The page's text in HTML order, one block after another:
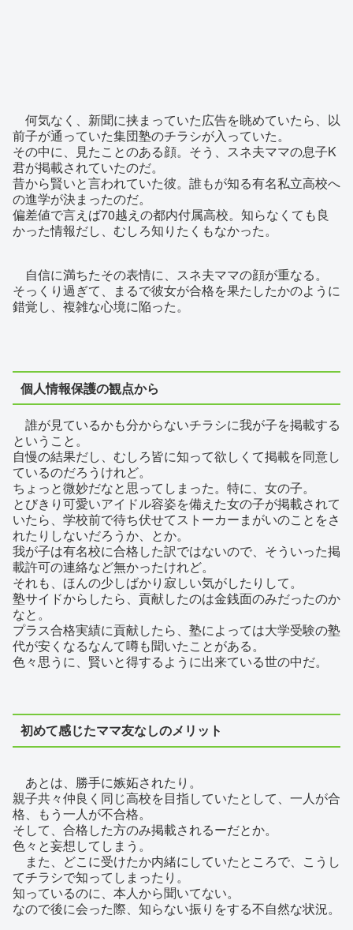
何気なく、新聞に挟まっていた広告を眺めていたら、以
前子が通っていた集団塾のチラシが入っていた。
その中に、見たことのある顔。そう、スネ夫ママの息子K
君が掲載されていたのだ。
昔から賢いと言われていた彼。誰もが知る有名私立高校へ
の進学が決まったのだ。
偏差値で言えば70越えの都内付属高校。知らなくても良
かった情報だし、むしろ知りたくもなかった。
自信に満ちたその表情に、スネ夫ママの顔が重なる。
そっくり過ぎて、まるで彼女が合格を果たしたかのように
錯覚し、複雑な心境に陥った。
個人情報保護の観点から
誰が見ているかも分からないチラシに我が子を掲載する
ということ。
自慢の結果だし、むしろ皆に知って欲しくて掲載を同意し
ているのだろうけれど。
ちょっと微妙だなと思ってしまった。特に、女の子。
とびきり可愛いアイドル容姿を備えた女の子が掲載されて
いたら、学校前で待ち伏せてストーカーまがいのことをさ
れたりしないだろうか、とか。
我が子は有名校に合格した訳ではないので、そういった掲
載許可の連絡など無かったけれど。
それも、ほんの少しばかり寂しい気がしたりして。
塾サイドからしたら、貢献したのは金銭面のみだったのか
なと。
プラス合格実績に貢献したら、塾によっては大学受験の塾
代が安くなるなんて噂も聞いたことがある。
色々思うに、賢いと得するように出来ている世の中だ。
初めて感じたママ友なしのメリット
あとは、勝手に嫉妬されたり。
親子共々仲良く同じ高校を目指していたとして、一人が合
格、もう一人が不合格。
そして、合格した方のみ掲載されるーだとか。
色々と妄想してしまう。
また、どこに受けたか内緒にしていたところで、こうし
てチラシで知ってしまったり。
知っているのに、本人から聞いてない。
なので後に会った際、知らない振りをする不自然な状況。